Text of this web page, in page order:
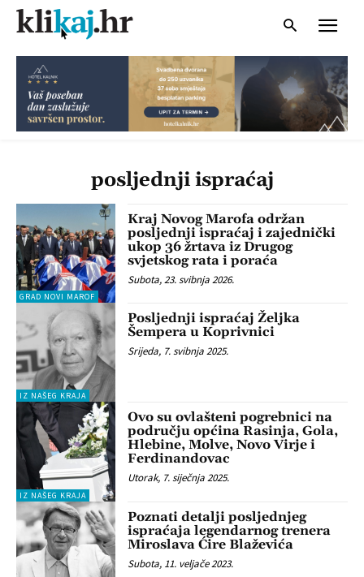
posljednji ispraćaj
GRAD NOVI MAROF
Kraj Novog Marofa održan
posljednji ispraćaj i zajednički
ukop 36 žrtava iz Drugog
svjetskog rata i poraća
Subota, 23. svibnja 2026.
IZ NAŠEG KRAJA
Posljednji ispraćaj Željka
Šempera u Koprivnici
Srijeda, 7. svibnja 2025.
IZ NAŠEG KRAJA
Ovo su ovlašteni pogrebnici na
području općina Rasinja, Gola,
Hlebine, Molve, Novo Virje i
Ferdinandovac
Utorak, 7. siječnja 2025.
Poznati detalji posljednjeg
ispraćaja legendarnog trenera
Miroslava Ćire Blaževića
Subota, 11. veljače 2023.